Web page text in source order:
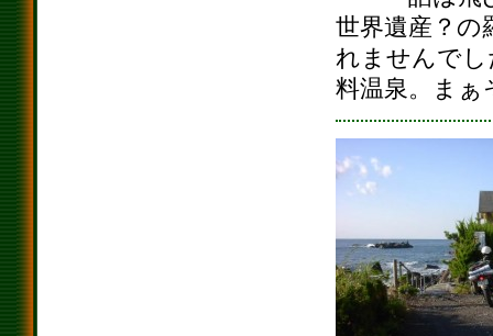
世界遺産？の
れませんで
料温泉。まぁ